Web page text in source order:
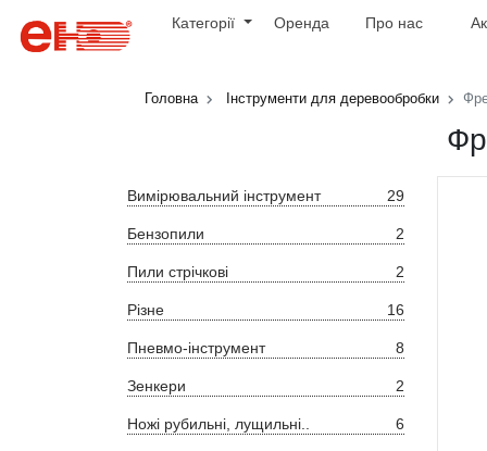
Категорії Оренда Про нас
Головна Інструменти для деревообробки
Вимірювальний інструмент 29
Бензопили 2
Пили стрічкові 2
Різне 16
Пневмо-інструмент 8
Зенкери 2
Ножі рубильні, лущильні.. 6